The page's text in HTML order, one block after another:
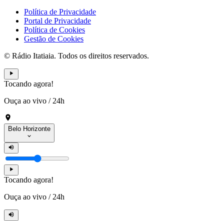
Política de Privacidade
Portal de Privacidade
Política de Cookies
Gestão de Cookies
© Rádio Itatiaia. Todos os direitos reservados.
Tocando agora!
Ouça ao vivo / 24h
Belo Horizonte
Tocando agora!
Ouça ao vivo / 24h